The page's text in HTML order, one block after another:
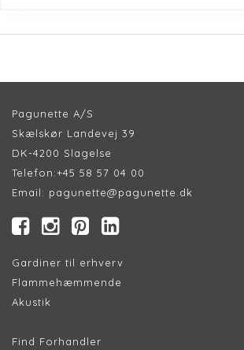
Pagunette A/S
Skælskør Landevej 39
DK-4200 Slagelse
Telefon:+45 58 57 04 00
Email: pagunette@pagunette.dk
Gardiner til erhverv
Flammehæmmende
Akustik
Find Forhandler